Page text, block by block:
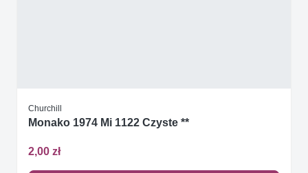
Churchill
Monako 1974 Mi 1122 Czyste **
2,00 zł